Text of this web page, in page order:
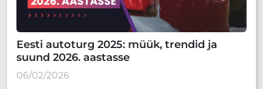
Eesti autoturg 2025: müük, trendid ja
suund 2026. aastasse
06/02/2026